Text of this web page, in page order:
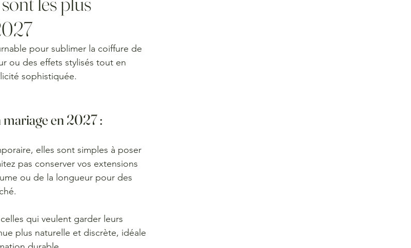
pour sublimer la coiffure de
ou des effets stylisés tout en
sophistiquée.
mariage en 2027 :
elles sont simples à poser
pas conserver vos extensions
ou de la longueur pour des
qui veulent garder leurs
plus naturelle et discrète, idéale